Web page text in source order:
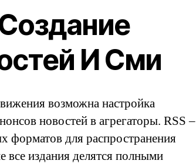
И Сми
возможна настройка
новостей в агрегаторы. RSS –
форматов для распространения
все издания делятся полными